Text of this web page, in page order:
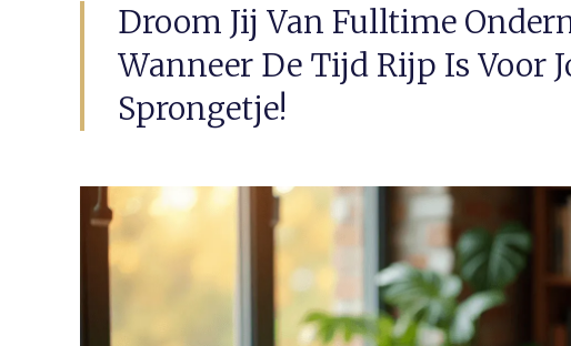
Droom Jij Van Fulltime
Wanneer De Tijd Rijp Is Voor
Sprongetje!